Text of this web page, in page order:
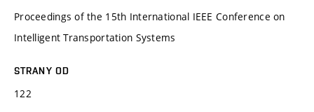
Proceedings of the 15th International IEEE Conference on
Intelligent Transportation Systems
STRANY OD
122